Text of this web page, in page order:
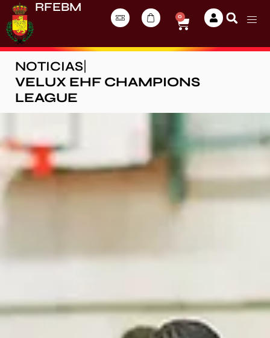
RFEBM
0
NOTICIAS
VELUX EHF CHAMPIONS
LEAGUE